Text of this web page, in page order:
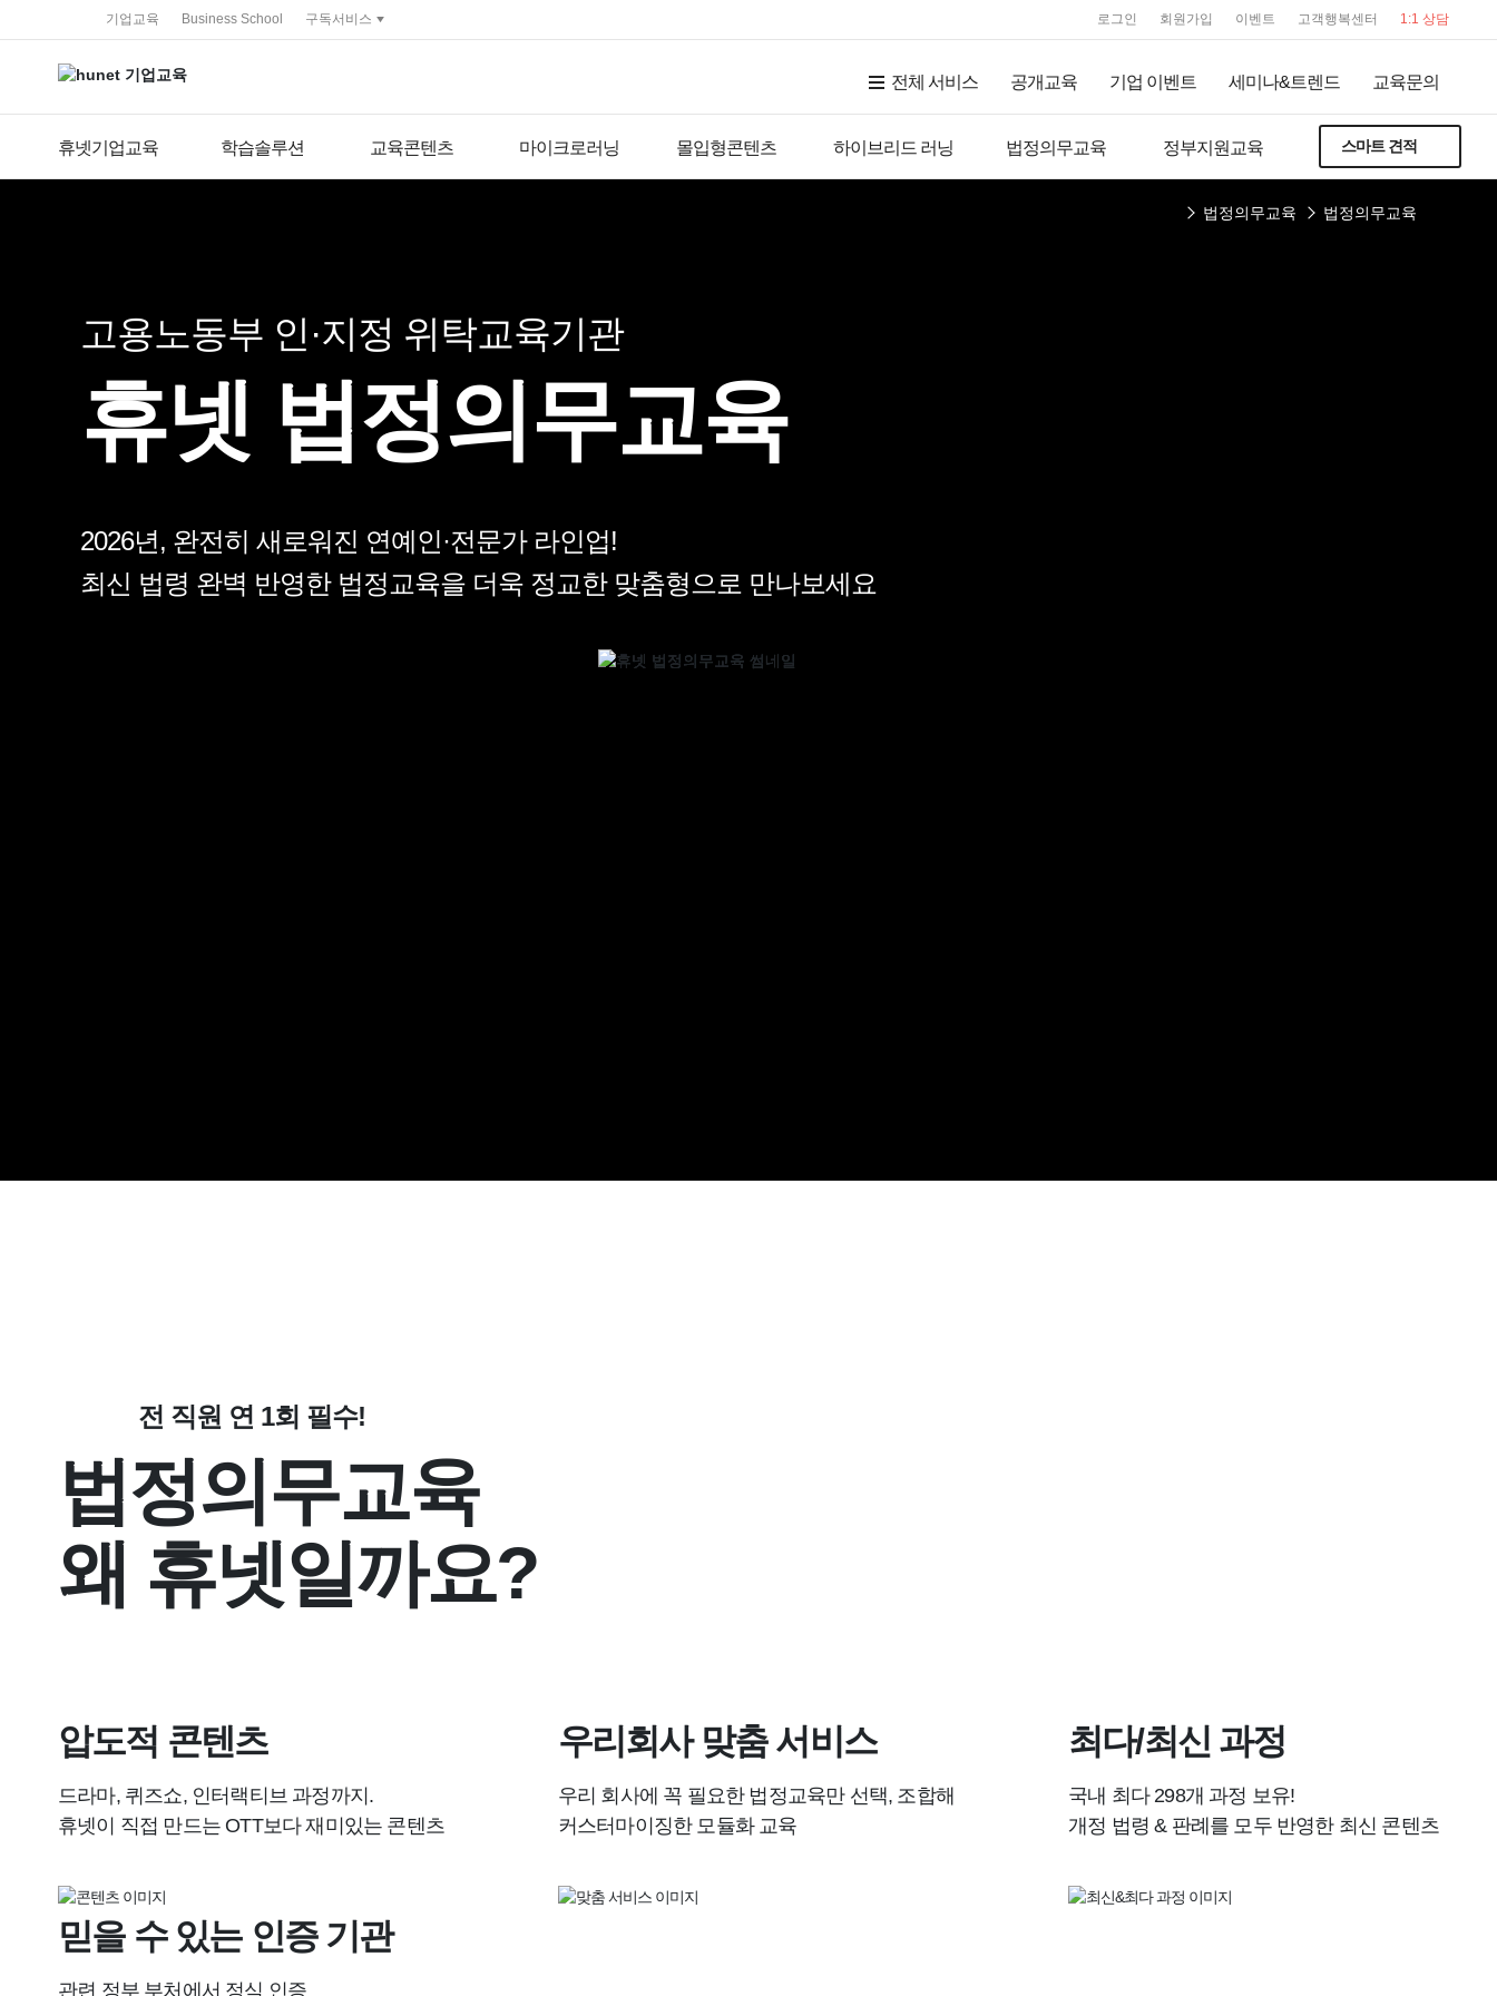
기업교육 Business School 구독서비스 로그인 회원가입 이벤트 고객행복센터 1:1 상담
전체 서비스 공개교육 기업 이벤트 세미나&트렌드 교육문의
휴넷기업교육 학습솔루션 교육콘텐츠 마이크로러닝 몰입형콘텐츠 하이브리드 러닝 법정의무교육 정부지원교육 스마트 견적
법정의무교육 법정의무교육
고용노동부 인·지정 위탁교육기관
휴넷 법정의무교육
2026년, 완전히 새로워진 연예인·전문가 라인업!
최신 법령 완벽 반영한 법정교육을 더욱 정교한 맞춤형으로 만나보세요
전 직원 연 1회 필수!
법정의무교육
왜 휴넷일까요?
압도적 콘텐츠
드라마, 퀴즈쇼, 인터랙티브 과정까지.
휴넷이 직접 만드는 OTT보다 재미있는 콘텐츠
우리회사 맞춤 서비스
우리 회사에 꼭 필요한 법정교육만 선택, 조합해
커스터마이징한 모듈화 교육
최다/최신 과정
국내 최다 298개 과정 보유!
개정 법령 & 판례를 모두 반영한 최신 콘텐츠
믿을 수 있는 인증 기관
관련 정부 부처에서 정식 인증